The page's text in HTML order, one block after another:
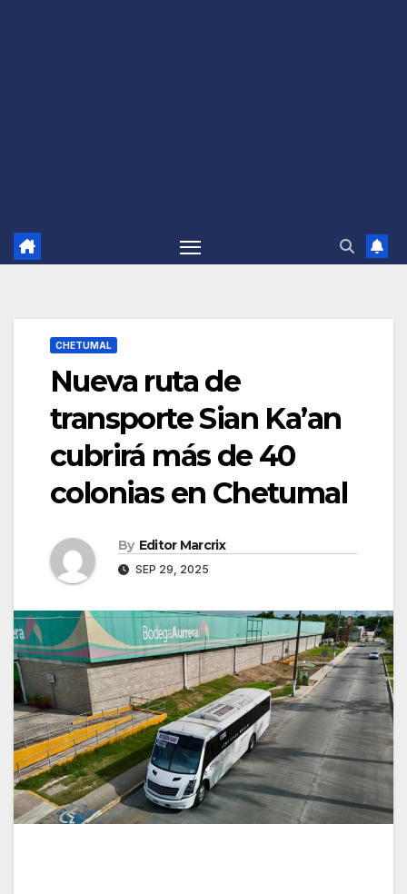
CHETUMAL
Nueva ruta de
transporte Sian Ka’an
cubrirá más de 40
colonias en Chetumal
By Editor Marcrix
SEP 29, 2025